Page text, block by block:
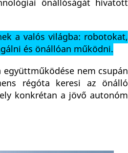
önállóságát hivatott
a valós világba: robotokat,
és önállóan működni.
nem csupán
régóta keresi az önálló
konkrétan a jövő autonóm